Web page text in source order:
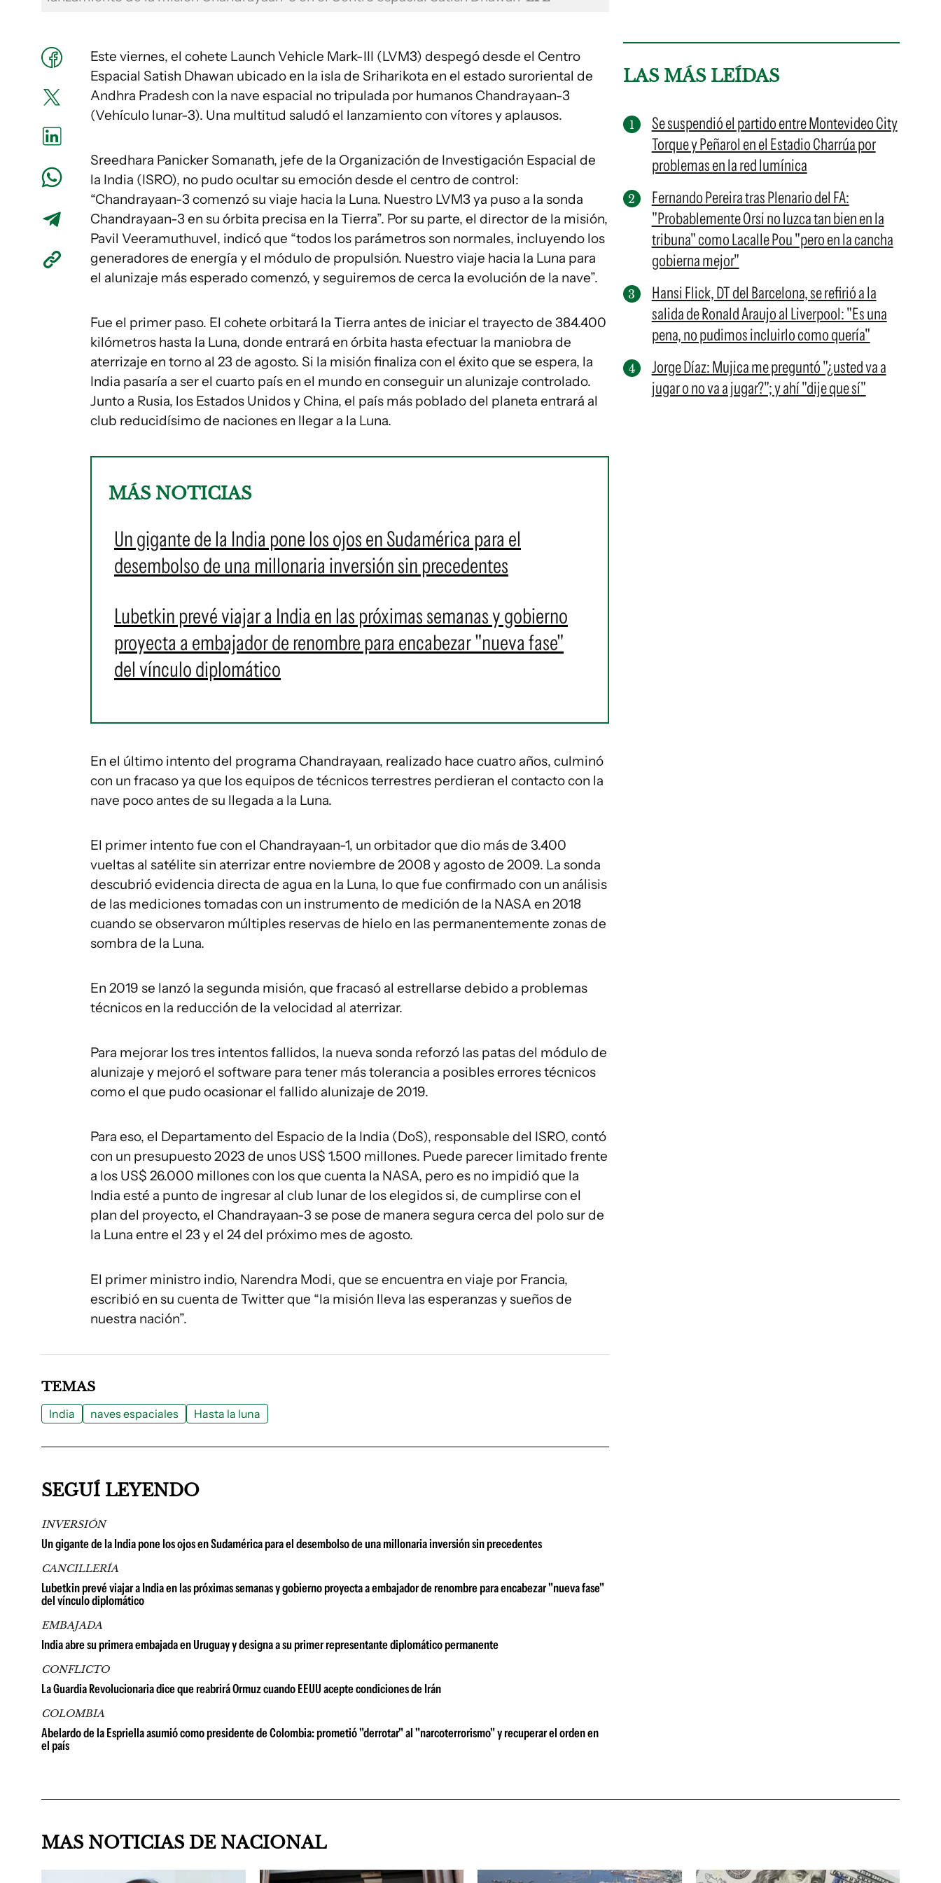
Este viernes, el cohete Launch Vehicle Mark-III (LVM3) despegó desde el Centro
Espacial Satish Dhawan ubicado en la isla de Sriharikota en el estado suroriental de
Andhra Pradesh con la nave espacial no tripulada por humanos Chandrayaan-3
(Vehículo lunar-3). Una multitud saludó el lanzamiento con vítores y aplausos.
Sreedhara Panicker Somanath, jefe de la Organización de Investigación Espacial de
la India (ISRO), no pudo ocultar su emoción desde el centro de control:
“Chandrayaan-3 comenzó su viaje hacia la Luna. Nuestro LVM3 ya puso a la sonda
Chandrayaan-3 en su órbita precisa en la Tierra”. Por su parte, el director de la misión,
Pavil Veeramuthuvel, indicó que “todos los parámetros son normales, incluyendo los
generadores de energía y el módulo de propulsión. Nuestro viaje hacia la Luna para
el alunizaje más esperado comenzó, y seguiremos de cerca la evolución de la nave”.
Fue el primer paso. El cohete orbitará la Tierra antes de iniciar el trayecto de 384.400
kilómetros hasta la Luna, donde entrará en órbita hasta efectuar la maniobra de
aterrizaje en torno al 23 de agosto. Si la misión finaliza con el éxito que se espera, la
India pasaría a ser el cuarto país en el mundo en conseguir un alunizaje controlado.
Junto a Rusia, los Estados Unidos y China, el país más poblado del planeta entrará al
club reducidísimo de naciones en llegar a la Luna.
MÁS NOTICIAS
Un gigante de la India pone los ojos en Sudamérica para el
desembolso de una millonaria inversión sin precedentes
Lubetkin prevé viajar a India en las próximas semanas y gobierno
proyecta a embajador de renombre para encabezar "nueva fase"
del vínculo diplomático
En el último intento del programa Chandrayaan, realizado hace cuatro años, culminó
con un fracaso ya que los equipos de técnicos terrestres perdieran el contacto con la
nave poco antes de su llegada a la Luna.
El primer intento fue con el Chandrayaan-1, un orbitador que dio más de 3.400
vueltas al satélite sin aterrizar entre noviembre de 2008 y agosto de 2009. La sonda
descubrió evidencia directa de agua en la Luna, lo que fue confirmado con un análisis
de las mediciones tomadas con un instrumento de medición de la NASA en 2018
cuando se observaron múltiples reservas de hielo en las permanentemente zonas de
sombra de la Luna.
En 2019 se lanzó la segunda misión, que fracasó al estrellarse debido a problemas
técnicos en la reducción de la velocidad al aterrizar.
Para mejorar los tres intentos fallidos, la nueva sonda reforzó las patas del módulo de
alunizaje y mejoró el software para tener más tolerancia a posibles errores técnicos
como el que pudo ocasionar el fallido alunizaje de 2019.
Para eso, el Departamento del Espacio de la India (DoS), responsable del ISRO, contó
con un presupuesto 2023 de unos US$ 1.500 millones. Puede parecer limitado frente
a los US$ 26.000 millones con los que cuenta la NASA, pero es no impidió que la
India esté a punto de ingresar al club lunar de los elegidos si, de cumplirse con el
plan del proyecto, el Chandrayaan-3 se pose de manera segura cerca del polo sur de
la Luna entre el 23 y el 24 del próximo mes de agosto.
El primer ministro indio, Narendra Modi, que se encuentra en viaje por Francia,
escribió en su cuenta de Twitter que “la misión lleva las esperanzas y sueños de
nuestra nación”.
LAS MÁS LEÍDAS
Se suspendió el partido entre Montevideo City
Torque y Peñarol en el Estadio Charrúa por
problemas en la red lumínica
Fernando Pereira tras Plenario del FA:
"Probablemente Orsi no luzca tan bien en la
tribuna" como Lacalle Pou "pero en la cancha
gobierna mejor"
Hansi Flick, DT del Barcelona, se refirió a la
salida de Ronald Araujo al Liverpool: "Es una
pena, no pudimos incluirlo como quería"
Jorge Díaz: Mujica me preguntó "¿usted va a
jugar o no va a jugar?"; y ahí "dije que sí"
TEMAS
India naves espaciales Hasta la luna
SEGUÍ LEYENDO
INVERSIÓN
Un gigante de la India pone los ojos en Sudamérica para el desembolso de una millonaria inversión sin precedentes
CANCILLERÍA
Lubetkin prevé viajar a India en las próximas semanas y gobierno proyecta a embajador de renombre para encabezar "nueva fase"
del vínculo diplomático
EMBAJADA
India abre su primera embajada en Uruguay y designa a su primer representante diplomático permanente
CONFLICTO
La Guardia Revolucionaria dice que reabrirá Ormuz cuando EEUU acepte condiciones de Irán
COLOMBIA
Abelardo de la Espriella asumió como presidente de Colombia: prometió "derrotar" al "narcoterrorismo" y recuperar el orden en
el país
MAS NOTICIAS DE NACIONAL